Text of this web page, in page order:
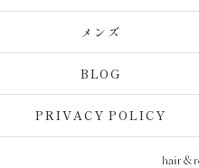
メンズ
BLOG
PRIVACY POLICY